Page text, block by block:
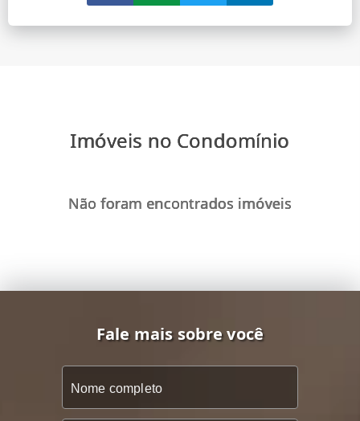
Imóveis no Condomínio
Não foram encontrados imóveis
Fale mais sobre você